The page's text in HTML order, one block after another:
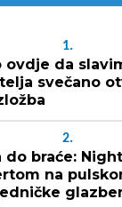
1.
ovdje da
svečano
2.
braće:
na